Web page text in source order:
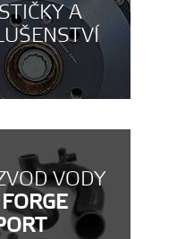
A
VODY
FORGE